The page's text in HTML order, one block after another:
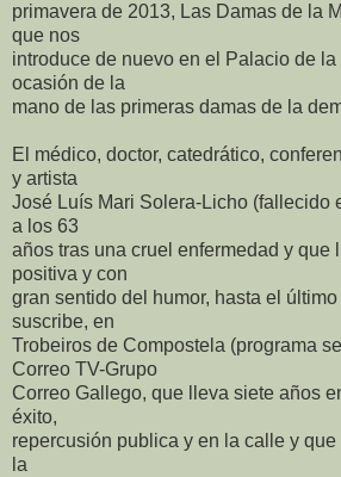
primavera de 2013, Las Damas de la
que nos
introduce de nuevo en el Palacio de
ocasión de la
mano de las primeras damas de la
El médico, doctor, catedrático,
y artista
José Luís Mari Solera-Licho (fallecido
a los 63
años tras una cruel enfermedad y que
positiva y con
gran sentido del humor, hasta el
suscribe, en
Trobeiros de Compostela (programa
Correo TV-Grupo
Correo Gallego, que lleva siete años
éxito,
repercusión publica y en la calle y
la